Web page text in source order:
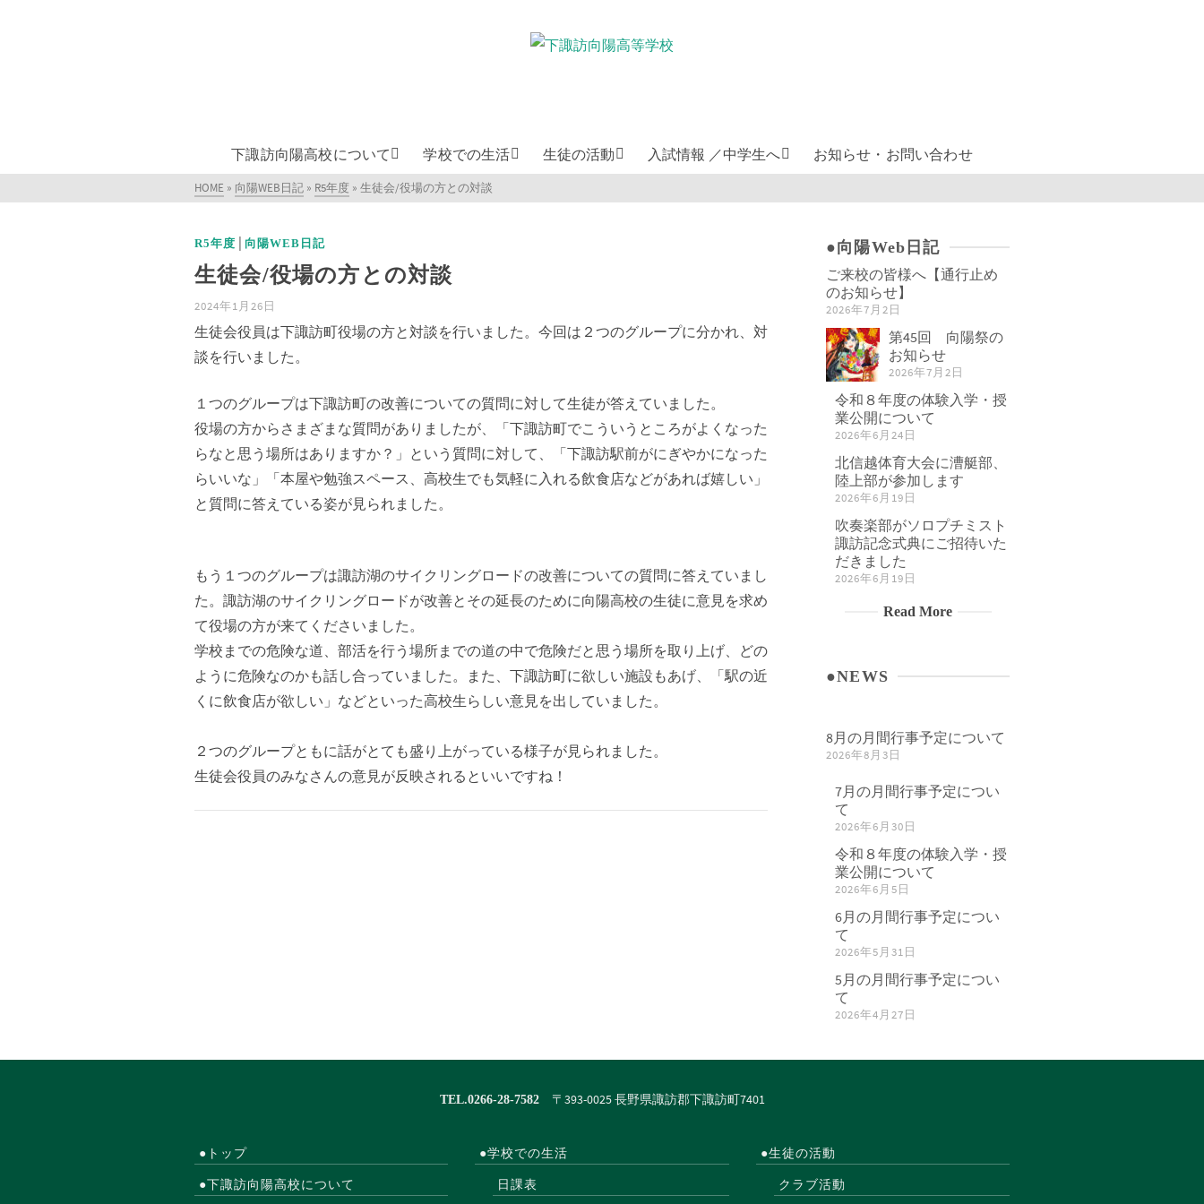
下諏訪向陽高校について 学校での生活 生徒の活動 入試情報 ／中学生へ お知らせ・お問い合わせ
HOME » 向陽WEB日記 » R5年度 » 生徒会/役場の方との対談
R5年度 | 向陽WEB日記
生徒会/役場の方との対談
2024年1月26日
生徒会役員は下諏訪町役場の方と対談を行いました。今回は２つのグループに分かれ、対
談を行いました。
１つのグループは下諏訪町の改善についての質問に対して生徒が答えていました。
役場の方からさまざまな質問がありましたが、「下諏訪町でこういうところがよくなった
らなと思う場所はありますか？」という質問に対して、「下諏訪駅前がにぎやかになった
らいいな」「本屋や勉強スペース、高校生でも気軽に入れる飲食店などがあれば嬉しい」
と質問に答えている姿が見られました。
もう１つのグループは諏訪湖のサイクリングロードの改善についての質問に答えていまし
た。諏訪湖のサイクリングロードが改善とその延長のために向陽高校の生徒に意見を求め
て役場の方が来てくださいました。
学校までの危険な道、部活を行う場所までの道の中で危険だと思う場所を取り上げ、どの
ように危険なのかも話し合っていました。また、下諏訪町に欲しい施設もあげ、「駅の近
くに飲食店が欲しい」などといった高校生らしい意見を出していました。
２つのグループともに話がとても盛り上がっている様子が見られました。
生徒会役員のみなさんの意見が反映されるといいですね！
●向陽Web日記
ご来校の皆様へ【通行止め
のお知らせ】
2026年7月2日
第45回 向陽祭の
お知らせ
2026年7月2日
令和８年度の体験入学・授
業公開について
2026年6月24日
北信越体育大会に漕艇部、
陸上部が参加します
2026年6月19日
吹奏楽部がソロプチミスト
諏訪記念式典にご招待いた
だきました
2026年6月19日
Read More
●NEWS
8月の月間行事予定について
2026年8月3日
7月の月間行事予定につい
て
2026年6月30日
令和８年度の体験入学・授
業公開について
2026年6月5日
6月の月間行事予定につい
て
2026年5月31日
5月の月間行事予定につい
て
2026年4月27日
TEL.0266-28-7582 〒393-0025 長野県諏訪郡下諏訪町7401
●トップ
●下諏訪向陽高校について
●学校での生活
日課表
●生徒の活動
クラブ活動